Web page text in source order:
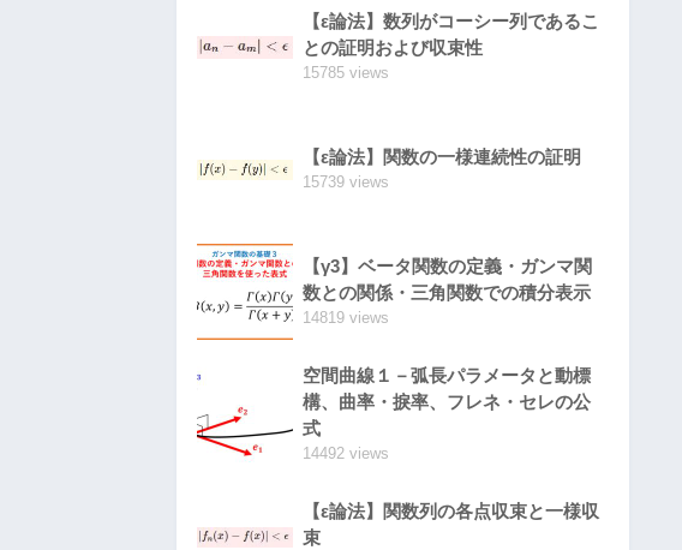
【ε論法】数列がコーシー列であるこ
との証明および収束性
15785 views
【ε論法】関数の一様連続性の証明
15739 views
【γ3】ベータ関数の定義・ガンマ関
数との関係・三角関数での積分表示
14819 views
空間曲線１－弧長パラメータと動標
構、曲率・捩率、フレネ・セレの公
式
14492 views
【ε論法】関数列の各点収束と一様収
束